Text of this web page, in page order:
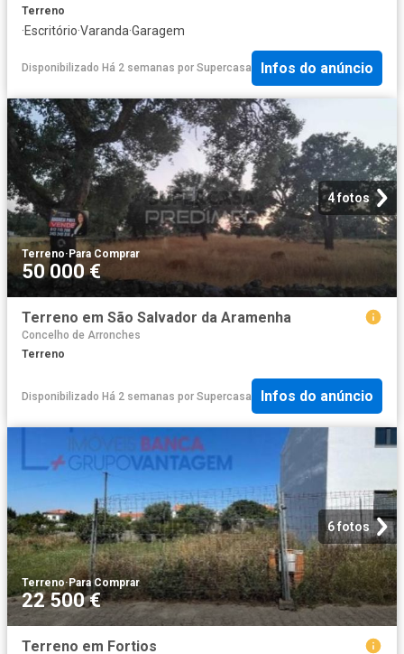
Terreno
·Escritório·Varanda·Garagem
Disponibilizado Há 2 semanas por Supercasa Infos do anúncio
4 fotos
Terreno· Para Comprar
50 000 €
Terreno em São Salvador da Aramenha
Concelho de Arronches
Terreno
Disponibilizado Há 2 semanas por Supercasa Infos do anúncio
6 fotos
Terreno·Para Comprar
22 500 €
Terreno em Fortios